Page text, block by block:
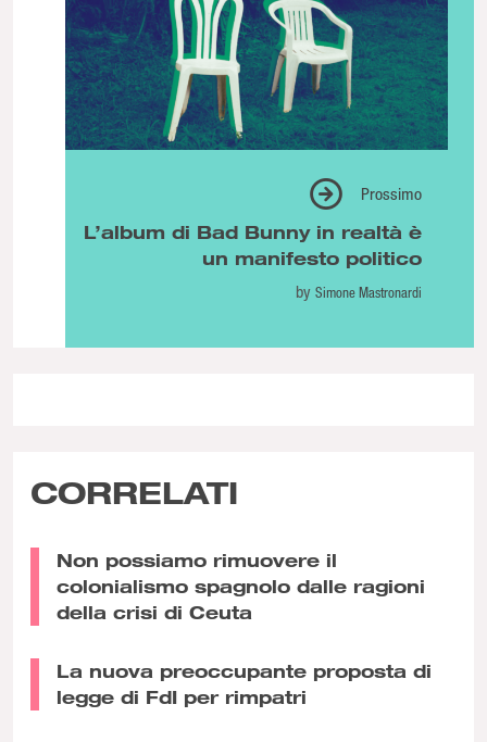
Prossimo
L’album di Bad Bunny in realtà è
un manifesto politico
by Simone Mastronardi
CORRELATI
Non possiamo rimuovere il
colonialismo spagnolo dalle ragioni
della crisi di Ceuta
La nuova preoccupante proposta di
legge di FdI per rimpatri